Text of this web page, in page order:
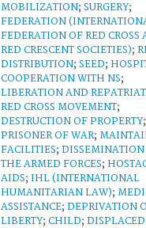
MOBILIZATION; SURGERY;
FEDERATION
FEDERATION OF RED CROSS
RED CRESCENT SOCIETIES);
DISTRIBUTION; SEED;
COOPERATION WITH NS;
LIBERATION AND
RED CROSS MOVEMENT;
DESTRUCTION OF PROPERTY;
PRISONER OF WAR;
FACILITIES; DISSEMINATION
THE ARMED FORCES;
AIDS; IHL (INTERNATIONAL
HUMANITARIAN LAW);
ASSISTANCE; DEPRIVATION
LIBERTY; CHILD; DISPLACED